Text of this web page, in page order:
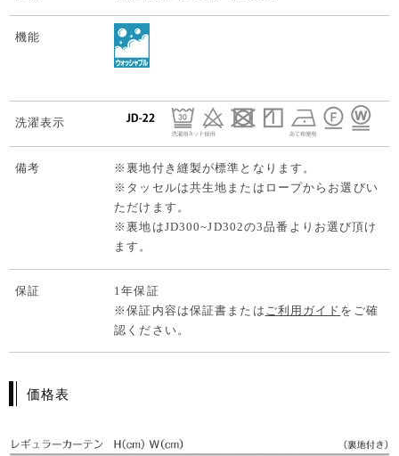
機能
洗濯表示
備考
※裏地付き縫製が標準となります。
※タッセルは共生地またはロープからお選びい
ただけます。
※裏地はJD300~JD302の3品番よりお選び頂け
ます。
保証
1年保証
※保証内容は保証書または ご利用ガイド をご確
認ください。
価格表